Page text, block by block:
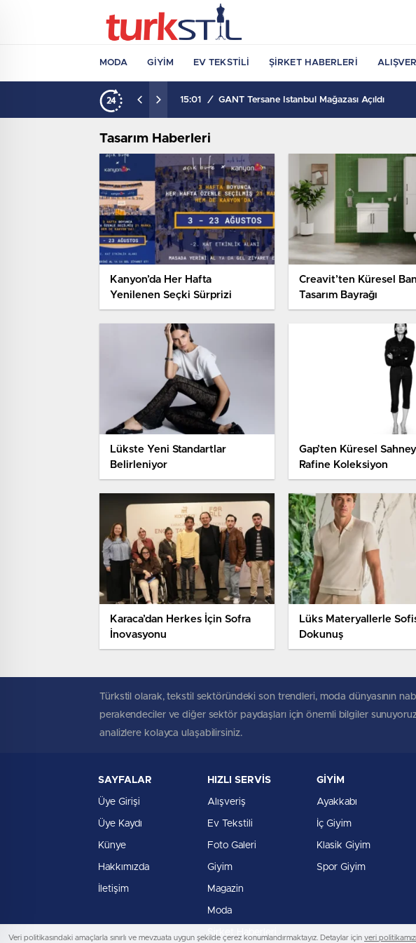
MODA GIYIM EV TEKSTILI ŞIRKET HABERLERI
15:01 / GANT Tersane İstanbul Mağazası Açıldı
Tasarım Haberleri
Kanyon’da Her Hafta
Yenilenen Seçki Sürprizi
Creavit’ten Küresel
Tasarım Bayrağı
Lükste Yeni Standartlar
Belirleniyor
Gap’ten Küresel
Rafine Koleksiyon
Karaca’dan Herkes İçin Sofra
İnovasyonu
Lüks Materyallerle
Dokunuş
Türkstil olarak, tekstil sektöründeki son trendleri, moda dünyasının
perakendeciler ve diğer sektör paydaşları için önemli bilgiler
analizlere kolayca ulaşabilirsiniz.
SAYFALAR
Üye Girişi
Üye Kaydı
Künye
Hakkımızda
İletişim
HIZLI SERVİS
Alışveriş
Ev Tekstili
Foto Galeri
Giyim
Magazin
Moda
Şirket Haberleri
GİYİM
Ayakkabı
İç Giyim
Klasik Giyim
Spor Giyim
Veri politikasındaki amaçlarla sınırlı ve mevzuata uygun şekilde çerez konumlandırmaktayız. Detaylar için veri politikamızı